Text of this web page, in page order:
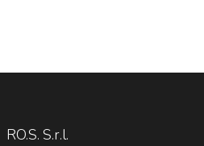
RO.S. S.r.l.